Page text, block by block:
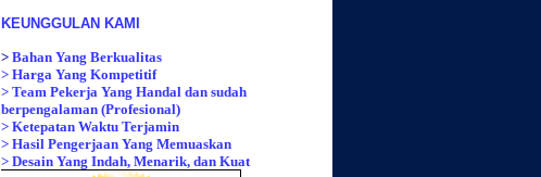
KEUNGGULAN KAMI
> Bahan Yang Berkualitas
> Harga Yang Kompetitif
> Team Pekerja Yang Handal dan sudah
berpengalaman (Profesional)
> Ketepatan Waktu Terjamin
> Hasil Pengerjaan Yang Memuaskan
> Desain Yang Indah, Menarik, dan Kuat